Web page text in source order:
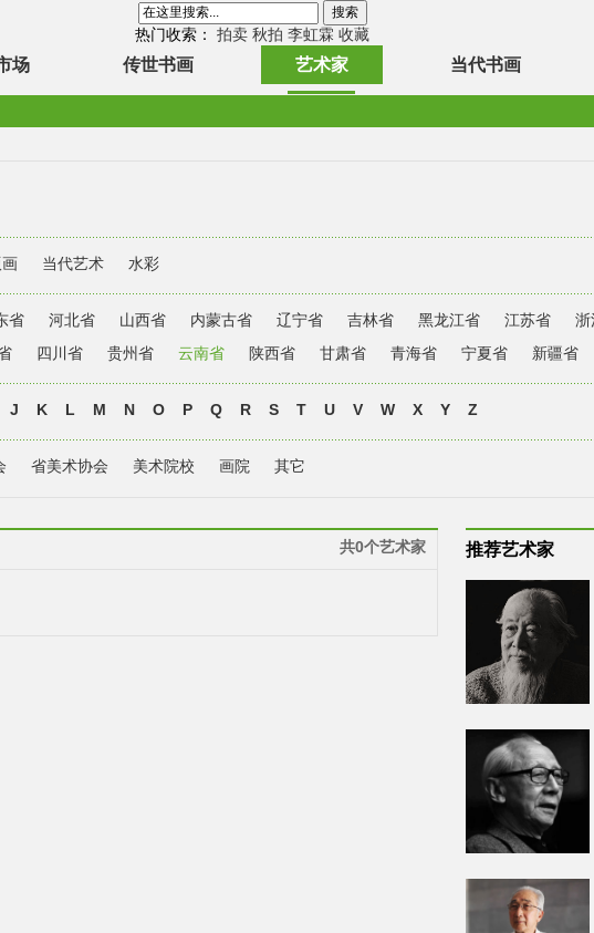
热门收索： 拍卖 秋拍 李虹霖 收藏
场 传世书画 艺术家 当代书画
当代艺术 水彩
省 河北省 山西省 内蒙古省 辽宁省 吉林省 黑龙江省 江苏省 浙
四川省 贵州省 云南省 陕西省 甘肃省 青海省 宁夏省 新疆省
J K L M N O P Q R S T U V W X Y Z
省美术协会 美术院校 画院 其它
共0个艺术家 推荐艺术家